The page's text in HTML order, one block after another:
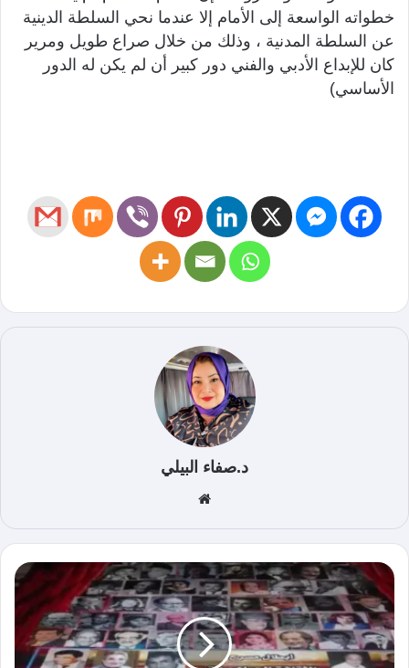
خطواته الواسعة إلى الأمام إلا عندما نحي السلطة الدينية
عن السلطة المدنية ، وذلك من خلال صراع طويل ومرير
كان للإبداع الأدبي والفني دور كبير أن لم يكن له الدور
الأساسي)
د.صفاء البيلي
الوي
ب